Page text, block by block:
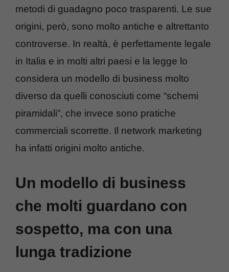
metodi di guadagno poco trasparenti. Le sue
origini, però, sono molto antiche e altrettanto
controverse. In realtà, è perfettamente legale
in Italia e in molti altri paesi e la legge lo
considera un modello di business molto
diverso da quelli conosciuti come “schemi
piramidali”, che invece sono pratiche
commerciali scorrette. Il network marketing
ha infatti origini molto antiche.
Un modello di business
che molti guardano con
sospetto, ma con una
lunga tradizione